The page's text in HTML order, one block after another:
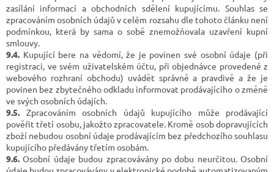
zasílání informací a obchodních sdělení kupujícímu. Souhlas se
zpracováním osobních údajů v celém rozsahu dle tohoto článku není
podmínkou, která by sama o sobě znemožňovala uzavření kupní
smlouvy.
9.4. Kupující bere na vědomí, že je povinen své osobní údaje (při
registraci, ve svém uživatelském účtu, při objednávce provedené z
webového rozhraní obchodu) uvádět správně a pravdivě a že je
povinen bez zbytečného odkladu informovat prodávajícího o změně
ve svých osobních údajích.
9.5. Zpracováním osobních údajů kupujícího může prodávající
pověřit třetí osobu, jakožto zpracovatele. Kromě osob dopravujících
zboží nebudou osobní údaje prodávajícím bez předchozího souhlasu
kupujícího předávány třetím osobám.
9.6. Osobní údaje budou zpracovávány po dobu neurčitou. Osobní